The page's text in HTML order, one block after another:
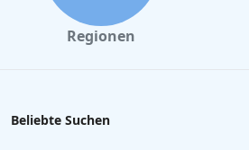
Regionen
Beliebte Suchen